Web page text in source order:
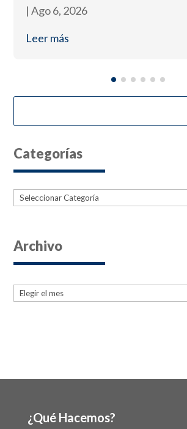
| Ago 6, 2026
Leer más
Categorías
Categorías
Archivo
Archives
¿Qué Hacemos?